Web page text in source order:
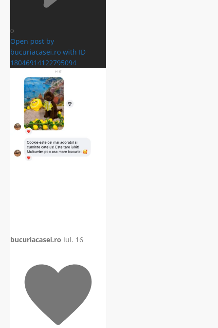
0
Open post by
bucuriacasei.ro with ID
18046914122795094
bucuriacasei.ro Iul. 16